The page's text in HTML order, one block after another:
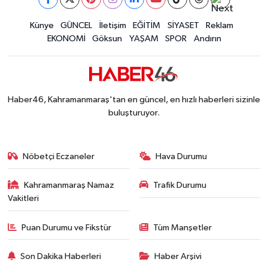
Künye GÜNCEL İletişim EĞİTİM SİYASET
Reklam
EKONOMİ
Göksun YAŞAM SPOR Andırın
Haber46, Kahramanmaraş'tan en güncel, en hızlı haberleri sizinle
buluşturuyor.
Nöbetçi Eczaneler Hava Durumu
Kahramanmaraş Namaz
Vakitleri
Trafik Durumu
Puan Durumu ve Fikstür Tüm Manşetler
Son Dakika Haberleri Haber Arşivi
İLÇE HABERLERİ
KADIN-AİLE